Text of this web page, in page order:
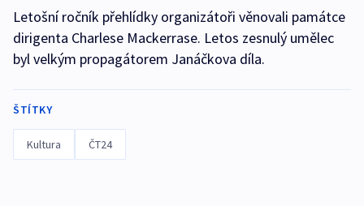
Letošní ročník přehlídky organizátoři věnovali památce
dirigenta Charlese Mackerrase. Letos zesnulý umělec
byl velkým propagátorem Janáčkova díla.
ŠTÍTKY
Kultura ČT24